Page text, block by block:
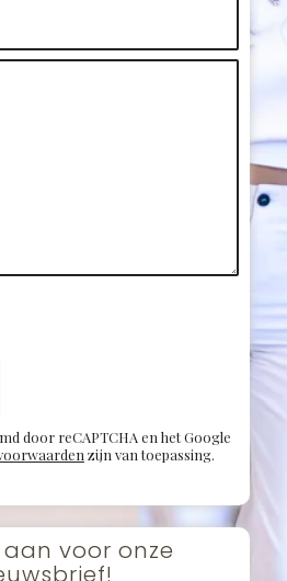
met Google
API. U kunt het
momenteel
Probeer het later
laad de pagina